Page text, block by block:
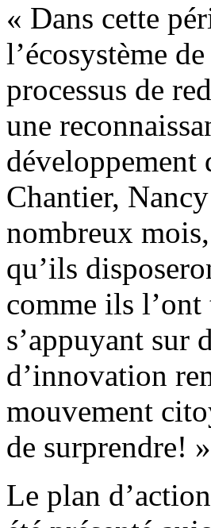
« Dans cette
l’écosystème
processus de
une
développement
Chantier,
nombreux
qu’ils
comme ils l’ont
s’appuyant sur
d’innovation
mouvement
de surprendre! »
Le plan